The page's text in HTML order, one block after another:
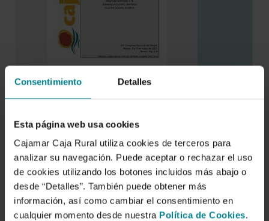
Consentimiento Detalles
Esta página web usa cookies
Cajamar Caja Rural utiliza cookies de terceros para
analizar su navegación. Puede aceptar o rechazar el uso
de cookies utilizando los botones incluidos más abajo o
desde “Detalles”. También puede obtener más
información, así como cambiar el consentimiento en
cualquier momento desde nuestra Política de Cookies.
Efecto de la frecuencia de riego sobre el
cultivo de pepino bajo invernadero
8 de mayo de 2003
En los últimos años se ha tendido a aumentar la
frecuencia de riego en los…